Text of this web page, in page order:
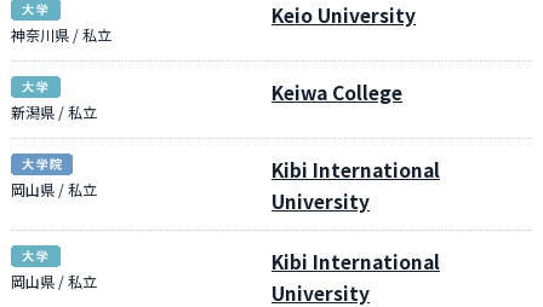
神奈川県 / 私立
Keio University
新潟県 / 私立
Keiwa College
岡山県 / 私立
Kibi International
University
岡山県 / 私立
Kibi International
University